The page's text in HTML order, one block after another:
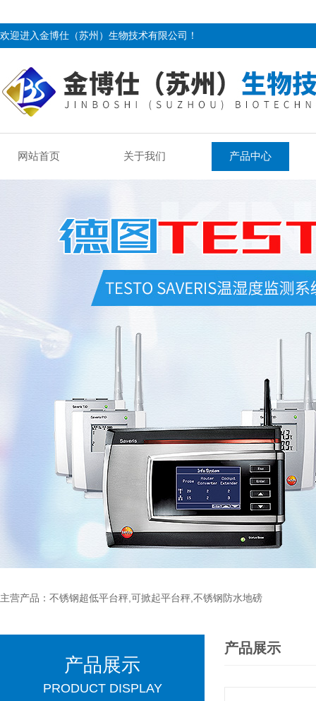
欢迎进入金博仕（苏州）生物技术有限公司！
网站首页 关于我们 产品中心
主营产品：不锈钢超低平台秤,可掀起平台秤,不锈钢防水地磅
产品展示
PRODUCT DISPLAY
产品展示